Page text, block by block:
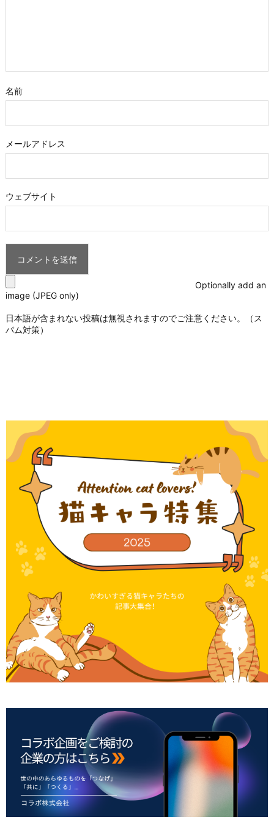
名前
メールアドレス
ウェブサイト
Optionally add an
image (JPEG only)
日本語が含まれない投稿は無視されますのでご注意ください。（ス
パム対策）